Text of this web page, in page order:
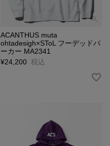
ACANTHUS muta
ohtadesigh×SToL フーデッドパ
ーカー MA2341
¥24,200 税込